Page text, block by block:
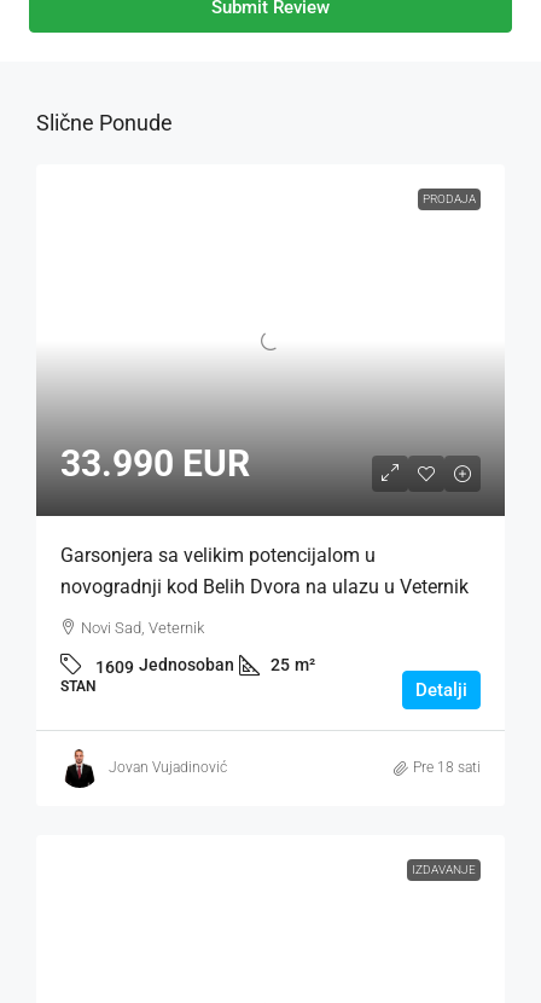
Submit Review
Slične Ponude
PRODAJA
33.990 EUR
Garsonjera sa velikim potencijalom u
novogradnji kod Belih Dvora na ulazu u Veternik
Novi Sad, Veternik
1609 Jednosoban 25 m²
STAN Detalji
Jovan Vujadinović Pre 18 sati
IZDAVANJE